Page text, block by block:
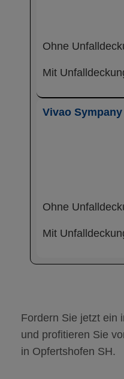
Ohne
Mit
Vivao Sympany
Ohne
Mit
Fordern Sie jetzt ein
und profitieren Sie
in Opfertshofen SH.